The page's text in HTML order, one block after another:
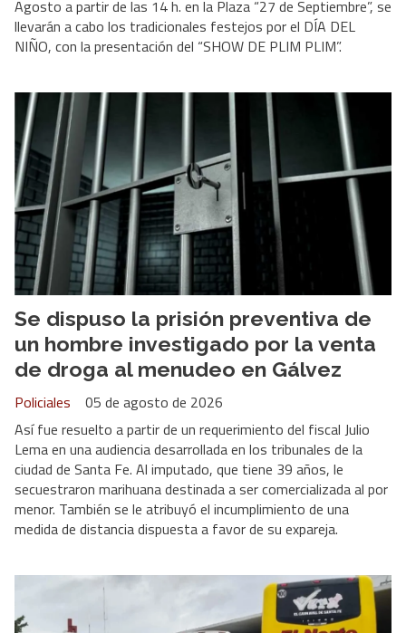
Agosto a partir de las 14 h. en la Plaza “27 de Septiembre”, se
llevarán a cabo los tradicionales festejos por el DÍA DEL
NIÑO, con la presentación del “SHOW DE PLIM PLIM”.
Se dispuso la prisión preventiva de
un hombre investigado por la venta
de droga al menudeo en Gálvez
Policiales
05 de agosto de 2026
Así fue resuelto a partir de un requerimiento del fiscal Julio
Lema en una audiencia desarrollada en los tribunales de la
ciudad de Santa Fe. Al imputado, que tiene 39 años, le
secuestraron marihuana destinada a ser comercializada al por
menor. También se le atribuyó el incumplimiento de una
medida de distancia dispuesta a favor de su expareja.